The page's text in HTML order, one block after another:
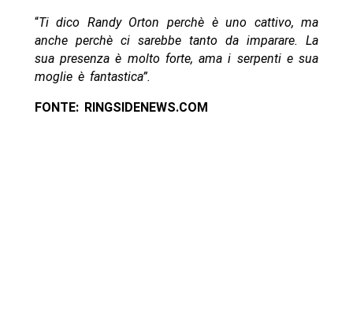
“Ti dico Randy Orton perchè è uno cattivo, ma
anche perchè ci sarebbe tanto da imparare. La
sua presenza è molto forte, ama i serpenti e sua
moglie è fantastica”.
FONTE: RINGSIDENEWS.COM